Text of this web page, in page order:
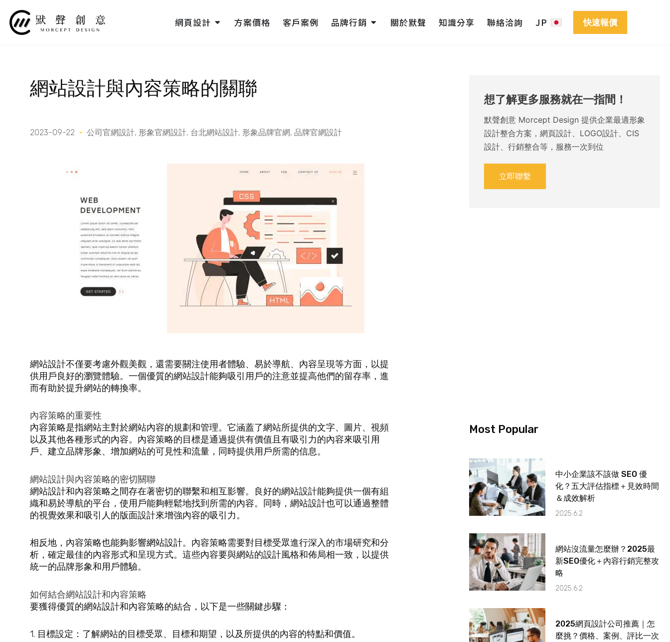
網頁設計 Open 網頁設計
方案價格 客戶案例 品牌行銷 Open 品牌行銷
關於默聲 知識分享 聯絡洽詢 JP 快速報價
網站設計與內容策略的關聯
2023-09-22 公司官網設計, 形象官網設計, 台北網站設計, 形象品牌官網, 品牌官網設計
網站設計不僅要考慮外觀美觀，還需要關注使用者體驗、易於導航、內容呈現等方面，以提
供用戶良好的瀏覽體驗。一個優質的網站設計能夠吸引用戶的注意並提高他們的留存率，進
而有助於提升網站的轉換率。
內容策略的重要性
內容策略是指網站主對於網站內容的規劃和管理。它涵蓋了網站所提供的文字、圖片、視頻
以及其他各種形式的內容。內容策略的目標是通過提供有價值且有吸引力的內容來吸引用
戶、建立品牌形象、增加網站的可見性和流量，同時提供用戶所需的信息。
網站設計與內容策略的密切關聯
網站設計和內容策略之間存在著密切的聯繫和相互影響。良好的網站設計能夠提供一個有組
織和易於導航的平台，使用戶能夠輕鬆地找到所需的內容。同時，網站設計也可以通過整體
的視覺效果和吸引人的版面設計來增強內容的吸引力。
相反地，內容策略也能夠影響網站設計。內容策略需要對目標受眾進行深入的市場研究和分
析，確定最佳的內容形式和呈現方式。這些內容要與網站的設計風格和佈局相一致，以提供
統一的品牌形象和用戶體驗。
如何結合網站設計和內容策略
要獲得優質的網站設計和內容策略的結合，以下是一些關鍵步驟：
1. 目標設定：了解網站的目標受眾、目標和期望，以及所提供的內容的特點和價值。
想了解更多服務就在一指間！
默聲創意 Morcept Design 提供企業最適形象
設計整合方案，網頁設計、LOGO設計、CIS
設計、行銷整合等，服務一次到位
立即聯繫
Most Popular
中小企業該不該做 SEO 優
化？五大評估指標＋見效時間
＆成效解析
2025.6.2
網站沒流量怎麼辦？2025最
新SEO優化＋內容行銷完整攻
略
2025.6.2
2025網頁設計公司推薦｜怎
麼挑？價格、案例、評比一次